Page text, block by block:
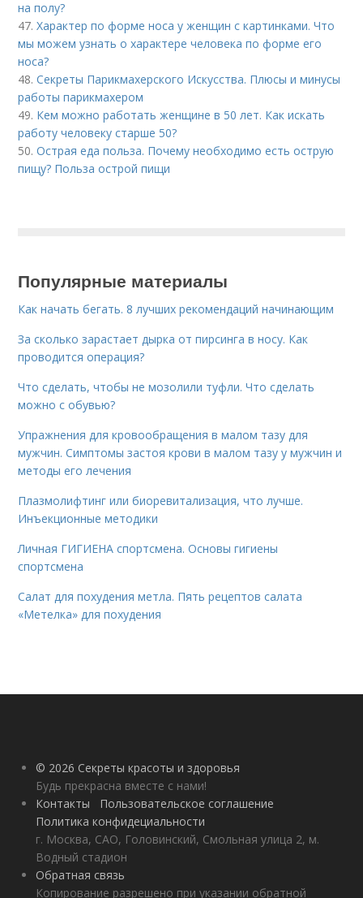
на полу?
47.Характер по форме носа у женщин с картинками. Что
мы можем узнать о характере человека по форме его
носа?
48.Секреты Парикмахерского Искусства. Плюсы и минусы
работы парикмахером
49. Кем можно работать женщине в 50 лет. Как искать
работу человеку старше 50?
50.Острая еда польза. Почему необходимо есть острую
пищу? Польза острой пищи
Популярные материалы
Как начать бегать. 8 лучших рекомендаций начинающим
За сколько зарастает дырка от пирсинга в носу. Как
проводится операция?
Что сделать, чтобы не мозолили туфли. Что сделать
можно с обувью?
Упражнения для кровообращения в малом тазу для
мужчин. Симптомы застоя крови в малом тазу у мужчин и
методы его лечения
Плазмолифтинг или биоревитализация, что лучше.
Инъекционные методики
Личная ГИГИЕНА спортсмена. Основы гигиены
спортсмена
Салат для похудения метла. Пять рецептов салата
«Метелка» для похудения
© 2026 Секреты красоты и здоровья
Будь прекрасна вместе с нами!
Контакты
Пользовательское соглашение
Политика конфидециальности
г. Москва, САО, Головинский, Смольная улица 2, м.
Водный стадион
Обратная связь
Копирование разрешено при указании обратной